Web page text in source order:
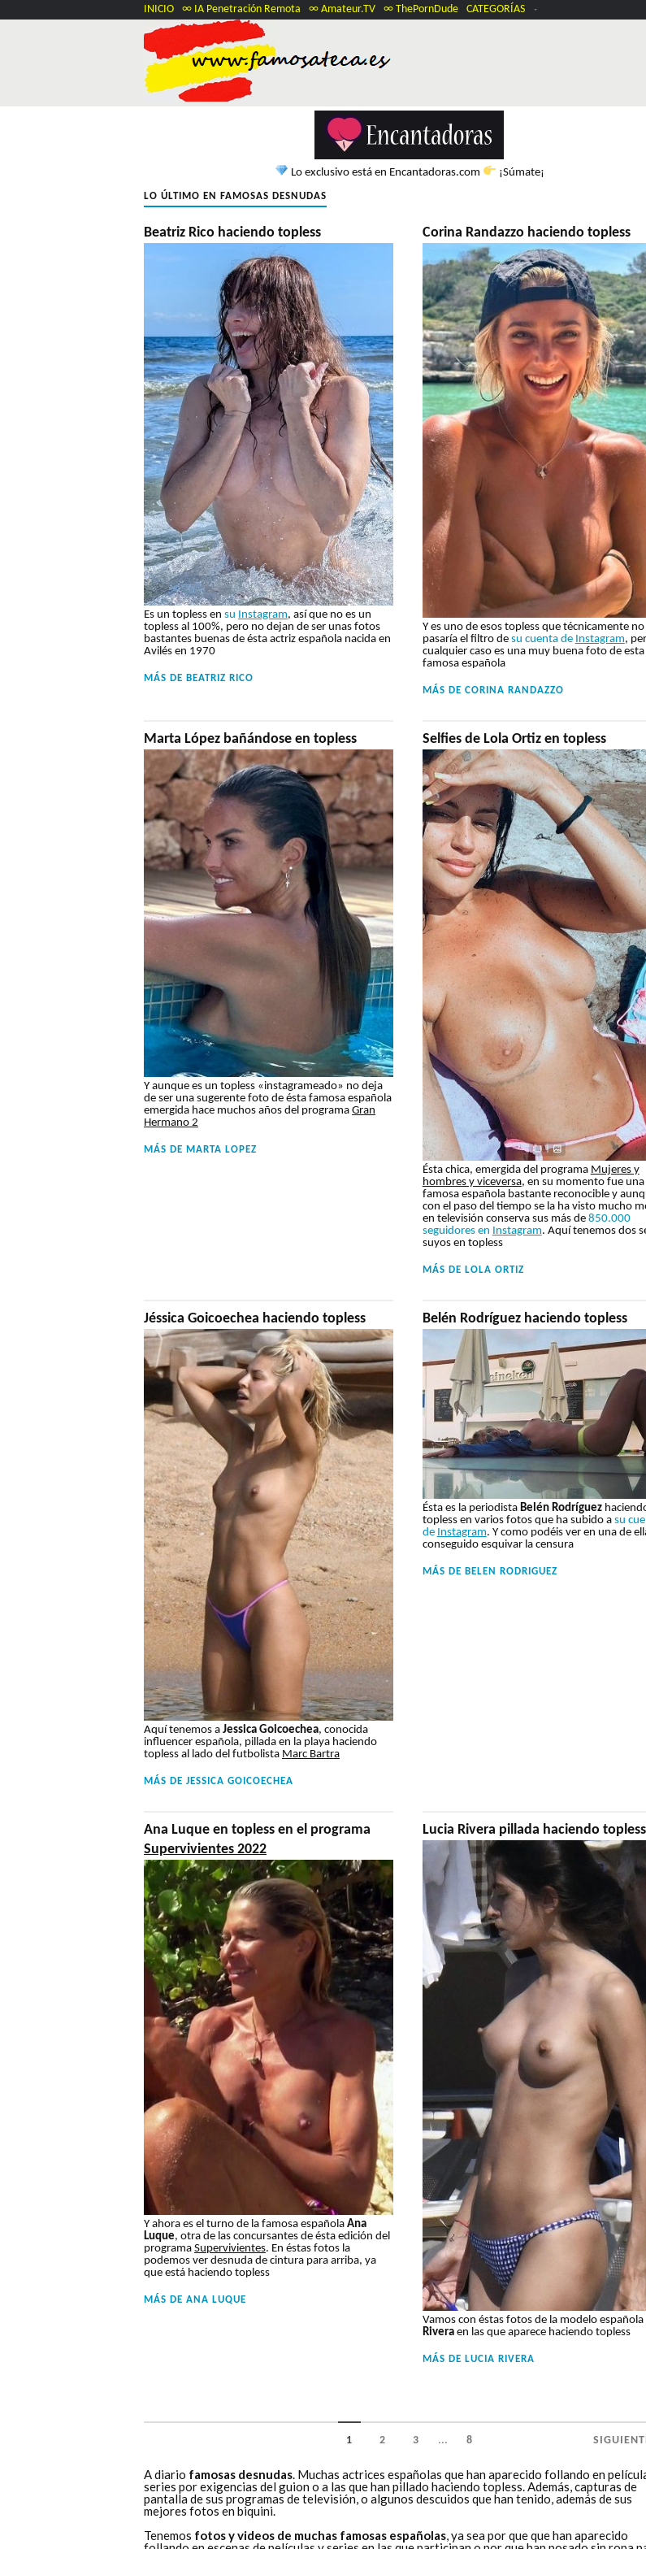
INICIO ∞ IA Penetración Remota ∞ Amateur.TV ∞ ThePornDude CATEGORÍAS
Lo exclusivo está en Encantadoras.com ¡Súmate¡
LO ÚLTIMO EN FAMOSAS DESNUDAS
Beatriz Rico haciendo topless
Es un topless en su Instagram, así que no es un
topless al 100%, pero no dejan de ser unas fotos
bastantes buenas de ésta actriz española nacida en
Avilés en 1970
MÁS DE BEATRIZ RICO
Corina Randazzo haciendo topless
Y es uno de esos topless que técnicamente no
pasaría el filtro de su cuenta de Instagram,
cualquier caso es una muy buena foto de esta
famosa española
MÁS DE CORINA RANDAZZO
Marta López bañándose en topless
Y aunque es un topless «instagrameado» no deja
de ser una sugerente foto de ésta famosa española
emergida hace muchos años del programa Gran
Hermano 2
MÁS DE MARTA LOPEZ
Selfies de Lola Ortiz en topless
Ésta chica, emergida del programa Mujeres y
hombres y viceversa, en su momento fue una
famosa española bastante reconocible y
con el paso del tiempo se la ha visto mucho
en televisión conserva sus más de 850.000
seguidores en Instagram. Aquí tenemos dos
suyos en topless
MÁS DE LOLA ORTIZ
Jéssica Goicoechea haciendo topless
Aquí tenemos a Jessica Goicoechea, conocida
influencer española, pillada en la playa haciendo
topless al lado del futbolista Marc Bartra
MÁS DE JESSICA GOICOECHEA
Belén Rodríguez haciendo topless
Ésta es la periodista Belén Rodríguez
topless en varios fotos que ha subido a su
de Instagram. Y como podéis ver en una de
conseguido esquivar la censura
MÁS DE BELEN RODRIGUEZ
Ana Luque en topless en el programa
Supervivientes 2022
Y ahora es el turno de la famosa española Ana
Luque, otra de las concursantes de ésta edición del
programa Supervivientes. En éstas fotos la
podemos ver desnuda de cintura para arriba, ya
que está haciendo topless
MÁS DE ANA LUQUE
Lucia Rivera pillada haciendo topless
Vamos con éstas fotos de la modelo española
Riveraen las que aparece haciendo topless
MÁS DE LUCIA RIVERA
1 2 3 ... 8
A diario famosas desnudas. Muchas actrices españolas que han aparecido follando en
series por exigencias del guion o a las que han pillado haciendo topless. Además, capturas de
pantalla de sus programas de televisión, o algunos descuidos que han tenido, además de sus
mejores fotos en biquini.
Tenemos fotos y videos de muchas famosas españolas, ya sea por que que han aparecido